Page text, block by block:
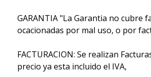
GARANTIA "La Garantia no cubre
ocacionadas por mal uso, o por
FACTURACION: Se realizan
precio ya esta incluido el IVA,